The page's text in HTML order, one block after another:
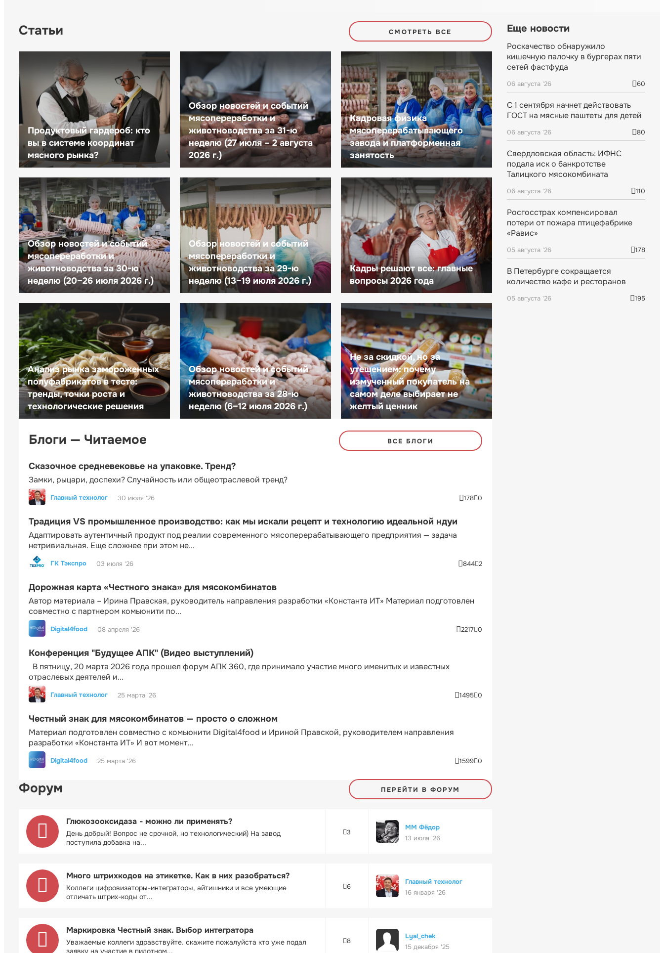
Статьи СМОТРЕТЬ ВСЕ
Продуктовый гардероб: кто
вы в системе координат
мясного рынка?
Обзор новостей и событий
мясопереработки и
животноводства за 31-ю
неделю (27 июля – 2 августа
2026 г.)
Кадровая физика
мясоперерабатывающего
завода и платформенная
занятость
Обзор новостей и событий
мясопереработки и
животноводства за 30-ю
неделю (20–26 июля 2026 г.)
Обзор новостей и событий
мясопереработки и
животноводства за 29-ю
неделю (13–19 июля 2026 г.)
Кадры решают все: главные
вопросы 2026 года
Анализ рынка замороженных
полуфабрикатов в тесте:
тренды, точки роста и
технологические решения
Обзор новостей и событий
мясопереработки и
животноводства за 28-ю
неделю (6–12 июля 2026 г.)
Не за скидкой, но за
утешением: почему
измученный покупатель на
самом деле выбирает не
желтый ценник
Блоги — Читаемое ВСЕ БЛОГИ
Сказочное средневековье на упаковке. Тренд?
Замки, рыцари, доспехи? Случайность или общеотраслевой тренд?
Главный технолог 30 июля '26 178 0
Традиция VS промышленное производство: как мы искали рецепт и технологию идеальной ндуи
Адаптировать аутентичный продукт под реалии современного мясоперерабатывающего предприятия — задача
нетривиальная. Еще сложнее при этом не...
ГК Тэкспро 03 июля '26 844 2
Дорожная карта «Честного знака» для мясокомбинатов
Автор материала – Ирина Правская, руководитель направления разработки «Константа ИТ» Материал подготовлен
совместно с партнером комьюнити по...
Digital4food 08 апреля '26 2217 0
Конференция "Будущее АПК" (Видео выступлений)
В пятницу, 20 марта 2026 года прошел форум АПК 360, где принимало участие много именитых и известных
отраслевых деятелей и...
Главный технолог 25 марта '26 1495 0
Честный знак для мясокомбинатов — просто о сложном
Материал подготовлен совместно с комьюнити Digital4food и Ириной Правской, руководителем направления
разработки «Константа ИТ» И вот момент...
Digital4food 25 марта '26 1599 0
Форум ПЕРЕЙТИ В ФОРУМ
Глюкозооксидаза - можно ли применять?
День добрый! Вопрос не срочной, но технологический) На завод
поступила добавка на...
3
ММ Фёдор
13 июля '26
Много штрихкодов на этикетке. Как в них разобраться?
Коллеги цифровизаторы-интеграторы, айтишники и все умеющие
отличать штрих-коды от...
6
Главный технолог
16 января '26
Маркировка Честный знак. Выбор интегратора
Уважаемые коллеги здравствуйте. скажите пожалуйста кто уже подал
заявку на участие в пилотном...
8
Lyal_chek
15 декабря '25
Еще новости
Роскачество обнаружило
кишечную палочку в бургерах пяти
сетей фастфуда
06 августа '26 60
С 1 сентября начнет действовать
ГОСТ на мясные паштеты для детей
06 августа '26 80
Свердловская область: ИФНС
подала иск о банкротстве
Талицкого мясокомбината
06 августа '26 110
Росгосстрах компенсировал
потери от пожара птицефабрике
«Равис»
05 августа '26 178
В Петербурге сокращается
количество кафе и ресторанов
05 августа '26 195